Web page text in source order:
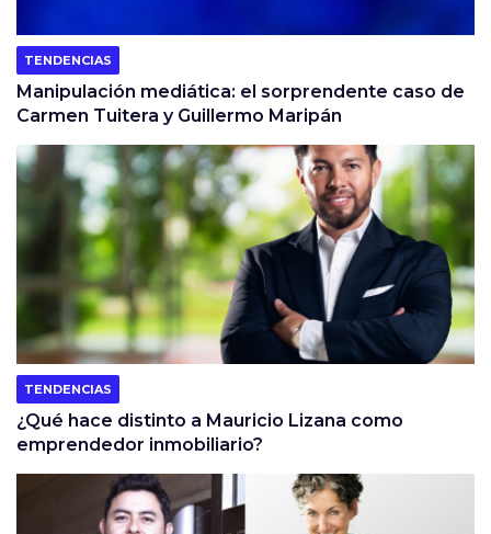
TENDENCIAS
Manipulación mediática: el sorprendente caso de
Carmen Tuitera y Guillermo Maripán
TENDENCIAS
¿Qué hace distinto a Mauricio Lizana como
emprendedor inmobiliario?